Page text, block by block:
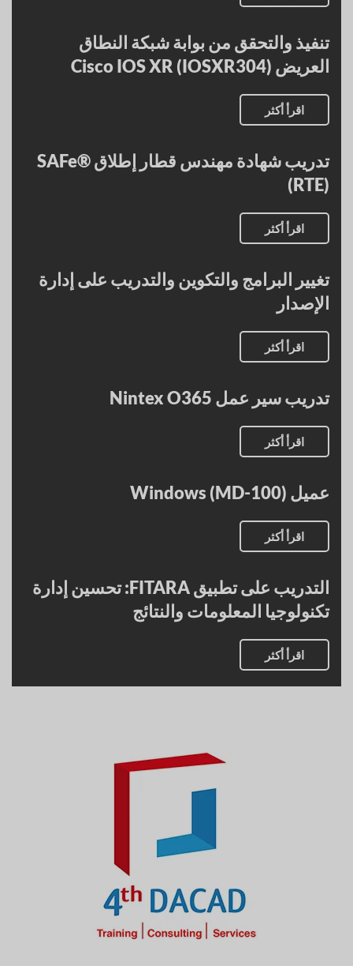
تنفيذ والتحقق من بوابة شبكة النطاق
العريض Cisco IOS XR (IOSXR304)
اقرأ أكثر
تدريب شهادة مهندس قطار إطلاق SAFe®
(RTE)
اقرأ أكثر
تغيير البرامج والتكوين والتدريب على إدارة
الإصدار
اقرأ أكثر
تدريب سير عمل Nintex O365
اقرأ أكثر
عميل Windows (MD-100)
اقرأ أكثر
التدريب على تطبيق FITARA: تحسين إدارة
تكنولوجيا المعلومات والنتائج
اقرأ أكثر